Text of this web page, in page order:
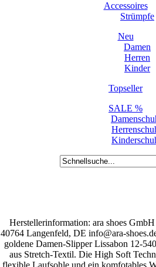
Accessoires
Strümpfe
Neu
Damen
Herren
Kinder
Topseller
SALE %
Herstellerinformation: ara shoes
40764 Langenfeld, DE info@ara-
goldene Damen-Slipper Lissabon 12-
aus Stretch-Textil. Die High Soft
flexible Laufsohle und ein komfotables